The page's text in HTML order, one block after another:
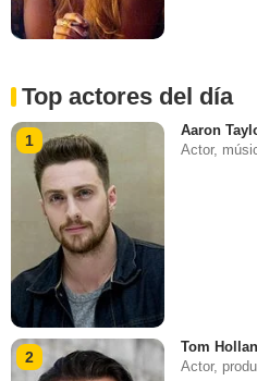
Top actores del día
1
Aaron
Actor,
2
Tom
Actor,